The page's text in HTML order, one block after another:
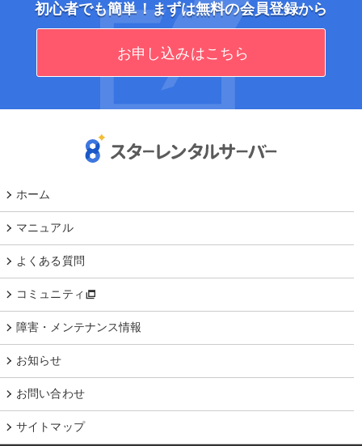
初心者でも簡単！まずは無料の会員登録から
お申し込みはこちら
ホーム
マニュアル
よくある質問
コミュニティ
障害・メンテナンス情報
お知らせ
お問い合わせ
サイトマップ